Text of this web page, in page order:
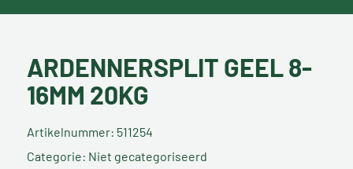
ARDENNERSPLIT GEEL 8-
16MM 20KG
Artikelnummer: 511254
Categorie: Niet gecategoriseerd